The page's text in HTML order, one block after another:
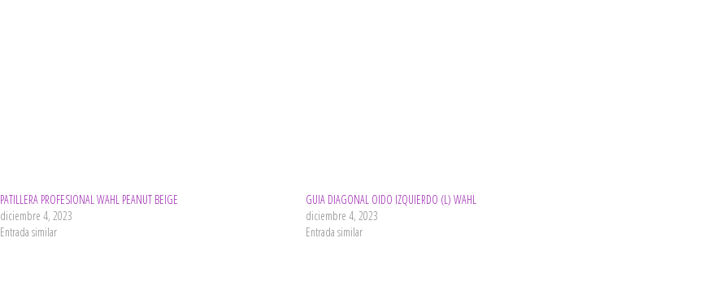
PATILLERA PROFESIONAL WAHL PEANUT BEIGE
diciembre 4, 2023
Entrada similar
GUIA DIAGONAL OIDO IZQUIERDO (L) WAHL
diciembre 4, 2023
Entrada similar